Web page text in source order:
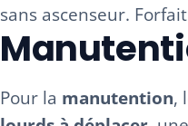
sans ascenseur.
Pour la manutention,